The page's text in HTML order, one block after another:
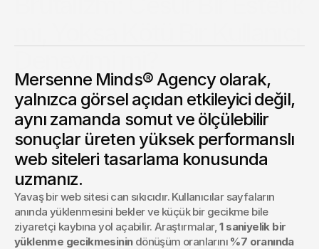
Mersenne Minds® Agency, brutalist web tasarımın
yükselişini ve modern işletmeler için işe yarayıp
yaramadığını inceliyor.
Alper Aydın
Team Lead
Mersenne Minds® Agency olarak,
yalnızca görsel açıdan etkileyici değil,
aynı zamanda somut ve ölçülebilir
sonuçlar üreten yüksek performanslı
web siteleri tasarlama konusunda
uzmanız.
Yavaş bir web sitesi can sıkıcıdır. Kullanıcılar sayfaların
anında yüklenmesini bekler ve küçük bir gecikme bile
ziyaretçi kaybına yol açabilir. Araştırmalar, 1 saniyelik bir
yüklenme gecikmesinin dönüşüm oranlarını %7 oranında